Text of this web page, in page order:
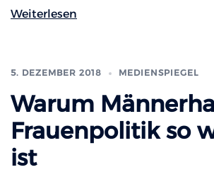
Weiterlesen
5. DEZEMBER 2018 MEDIENSPIEGEL
Warum
Frauenpolitik so
ist